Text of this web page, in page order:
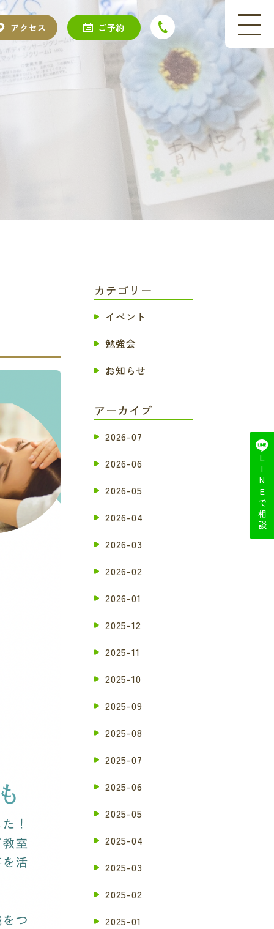
アクセス ご予約
LINEで相談
カテゴリー
イベント
勉強会
お知らせ
アーカイブ
2026-07
2026-06
2026-05
2026-04
2026-03
2026-02
2026-01
2025-12
2025-11
2025-10
2025-09
2025-08
2025-07
2025-06
2025-05
2025-04
2025-03
2025-02
2025-01